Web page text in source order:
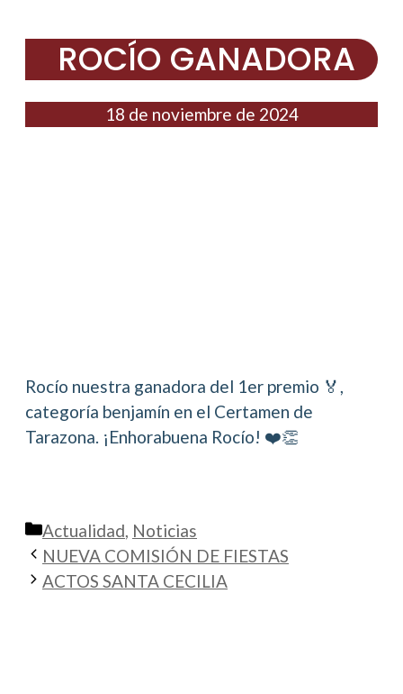
ROCÍO GANADORA
18 de noviembre de 2024
Rocío nuestra ganadora del 1er premio 🏅,
categoría benjamín en el Certamen de
Tarazona. ¡Enhorabuena Rocío! ❤️👏
Categorías
Actualidad, Noticias
NUEVA COMISIÓN DE FIESTAS
ACTOS SANTA CECILIA